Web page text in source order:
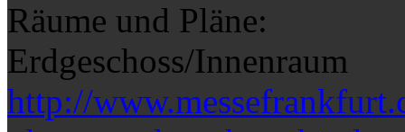
Räume und Pläne:
Erdgeschoss/Innenraum
http://